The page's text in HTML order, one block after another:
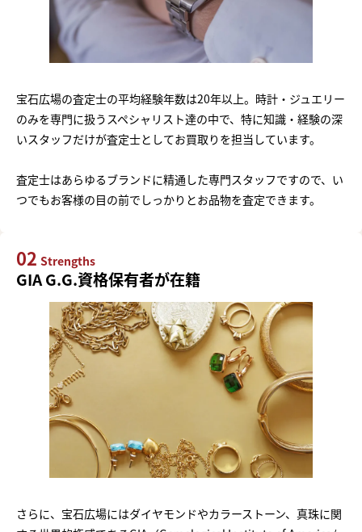
宝石広場の査定士の平均経験年数は20年以上。時計・ジュエリー
のみを専門に扱うスペシャリスト達の中で、特に知識・経験の深
いスタッフだけが査定士としてお買取りを担当しています。
査定士はあらゆるブランドに精通した専門スタッフですので、い
つでもお客様の目の前でしっかりとお品物を査定できます。
02 Strengths
GIA G.G.資格保有者が在籍
さらに、宝石広場にはダイヤモンドやカラーストーン、真珠に関